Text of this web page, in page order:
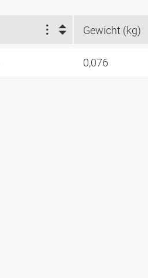
Gewicht (kg)
0,076